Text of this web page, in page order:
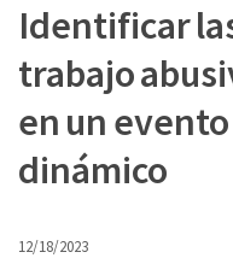
Identificar
trabajo
en un
dinámico
12/18/2023